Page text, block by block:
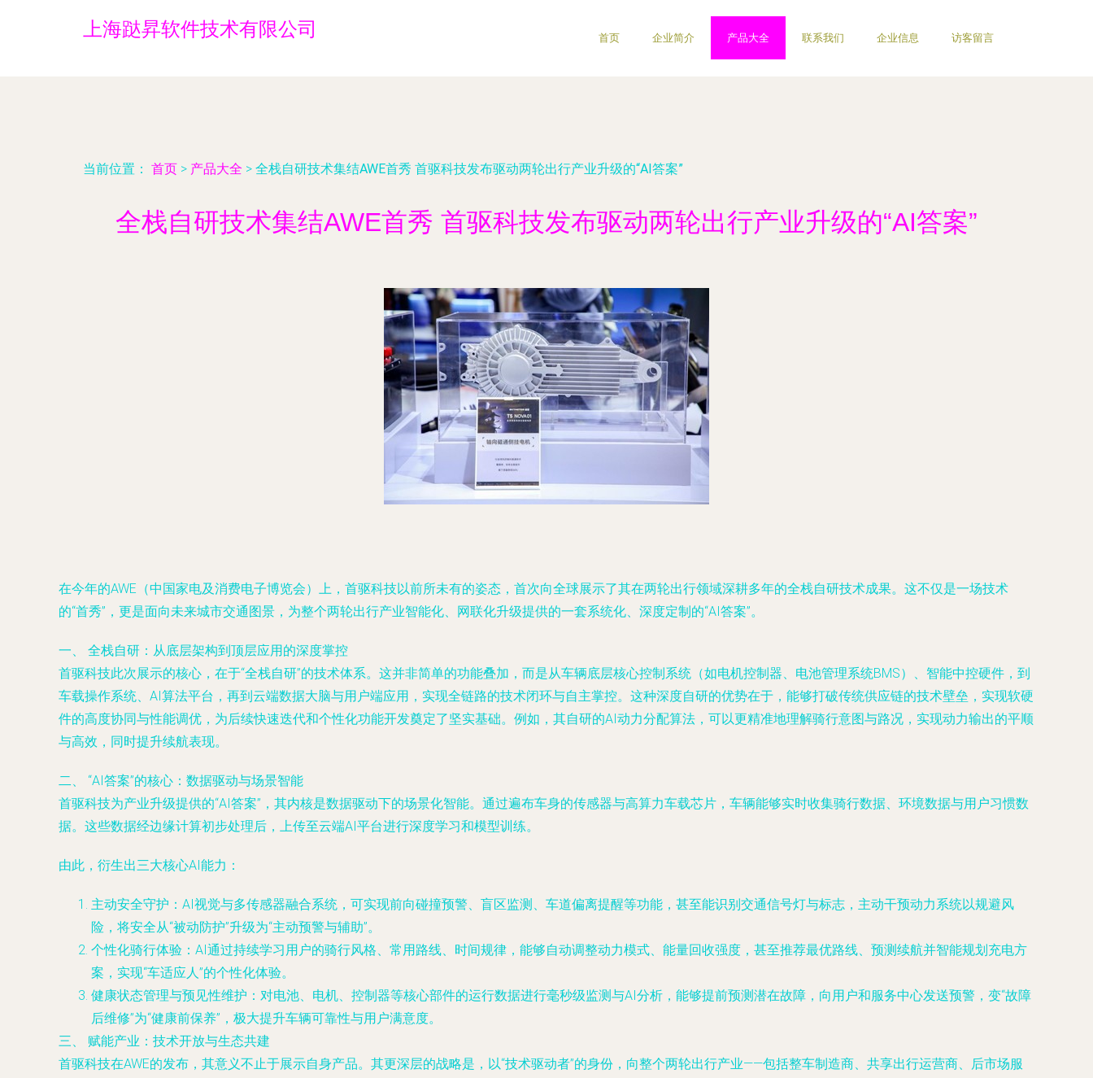
上海跶昇软件技术有限公司 首页 企业简介 产品大全 联系我们 企业信息 访客留言
当前位置： 首页 > 产品大全 > 全栈自研技术集结AWE首秀 首驱科技发布驱动两轮出行产业升级的“AI答案”
全栈自研技术集结AWE首秀 首驱科技发布驱动两轮出行产业升级的“AI答案”
在今年的AWE（中国家电及消费电子博览会）上，首驱科技以前所未有的姿态，首次向全球展示了其在两轮出行领域深耕多年的全栈自研技术成果。这不仅是一场技术
的“首秀”，更是面向未来城市交通图景，为整个两轮出行产业智能化、网联化升级提供的一套系统化、深度定制的“AI答案”。
一、 全栈自研：从底层架构到顶层应用的深度掌控
首驱科技此次展示的核心，在于“全栈自研”的技术体系。这并非简单的功能叠加，而是从车辆底层核心控制系统（如电机控制器、电池管理系统BMS）、智能中控硬件，到
车载操作系统、AI算法平台，再到云端数据大脑与用户端应用，实现全链路的技术闭环与自主掌控。这种深度自研的优势在于，能够打破传统供应链的技术壁垒，实现软硬
件的高度协同与性能调优，为后续快速迭代和个性化功能开发奠定了坚实基础。例如，其自研的AI动力分配算法，可以更精准地理解骑行意图与路况，实现动力输出的平顺
与高效，同时提升续航表现。
二、 “AI答案”的核心：数据驱动与场景智能
首驱科技为产业升级提供的“AI答案”，其内核是数据驱动下的场景化智能。通过遍布车身的传感器与高算力车载芯片，车辆能够实时收集骑行数据、环境数据与用户习惯数
据。这些数据经边缘计算初步处理后，上传至云端AI平台进行深度学习和模型训练。
由此，衍生出三大核心AI能力：
主动安全守护 ：AI视觉与多传感器融合系统，可实现前向碰撞预警、盲区监测、车道偏离提醒等功能，甚至能识别交通信号灯与标志，主动干预动力系统以规避风
险，将安全从“被动防护”升级为“主动预警与辅助”。
个性化骑行体验 ：AI通过持续学习用户的骑行风格、常用路线、时间规律，能够自动调整动力模式、能量回收强度，甚至推荐最优路线、预测续航并智能规划充电方
案，实现“车适应人”的个性化体验。
健康状态管理与预见性维护 ：对电池、电机、控制器等核心部件的运行数据进行毫秒级监测与AI分析，能够提前预测潜在故障，向用户和服务中心发送预警，变“故障
后维修”为“健康前保养”，极大提升车辆可靠性与用户满意度。
三、 赋能产业：技术开放与生态共建
首驱科技在AWE的发布，其意义不止于展示自身产品。其更深层的战略是，以“技术驱动者”的身份，向整个两轮出行产业——包括整车制造商、共享出行运营商、后市场服